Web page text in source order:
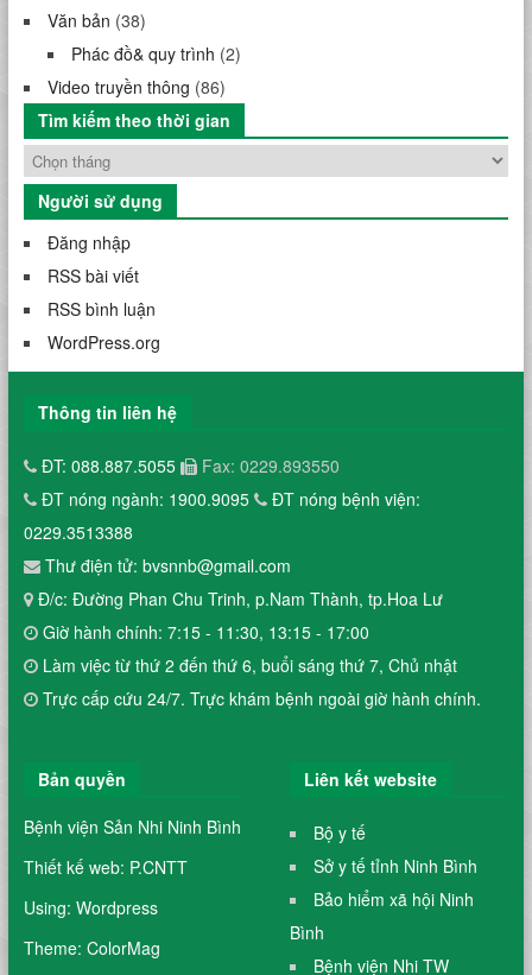
Văn bản (38)
Phác đồ& quy trình (2)
Video truyền thông (86)
Tìm kiếm theo thời gian
Người sử dụng
Đăng nhập
RSS bài viết
RSS bình luận
WordPress.org
Thông tin liên hệ
ĐT: 088.887.5055
Fax: 0229.893550
ĐT nóng ngành: 1900.9095
ĐT nóng bệnh viện:
0229.3513388
Thư điện tử: bvsnnb@gmail.com
Đ/c: Đường Phan Chu Trinh, p.Nam Thành, tp.Hoa Lư
Giờ hành chính: 7:15 - 11:30, 13:15 - 17:00
Làm việc từ thứ 2 đến thứ 6, buổi sáng thứ 7, Chủ nhật
Trực cấp cứu 24/7. Trực khám bệnh ngoài giờ hành chính.
Bản quyền
Bệnh viện Sản Nhi Ninh Bình
Thiết kế web: P.CNTT
Using: Wordpress
Theme: ColorMag
Liên kết website
Bộ y tế
Sở y tế tỉnh Ninh Bình
Bảo hiểm xã hội Ninh
Bình
Bệnh viện Nhi TW